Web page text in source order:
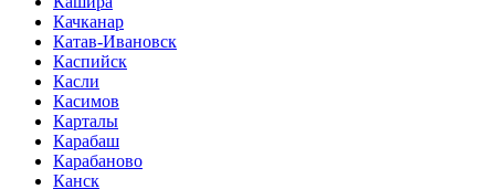
Качканар
Катав-Ивановск
Каспийск
Касли
Касимов
Карталы
Карабаш
Карабаново
Канск